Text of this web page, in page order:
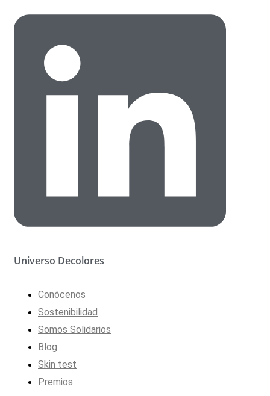
Universo Decolores
Conócenos
Sostenibilidad
Somos Solidarios
Blog
Skin test
Premios